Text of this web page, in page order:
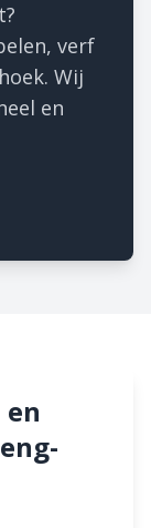
verf
Wij
en